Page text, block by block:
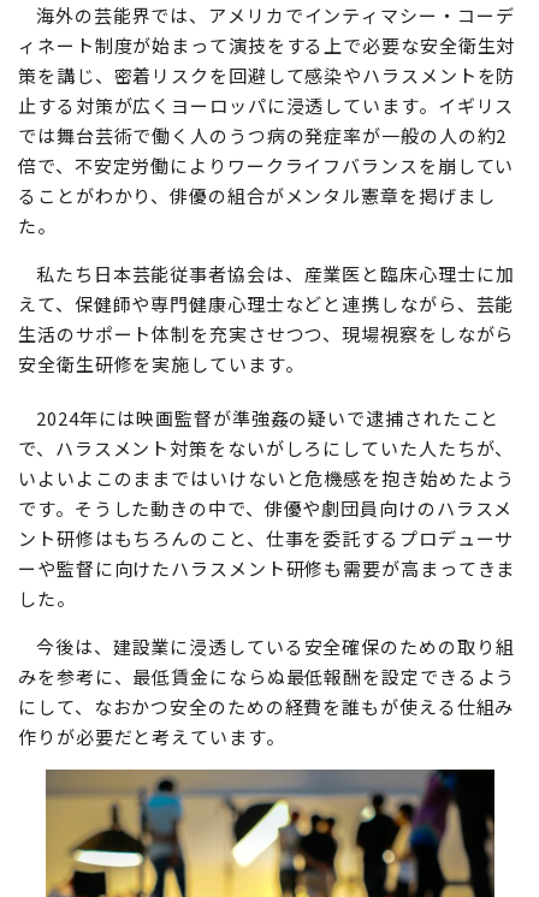
海外の芸能界では、アメリカでインティマシー・コーデ
ィネート制度が始まって演技をする上で必要な安全衛生対
策を講じ、密着リスクを回避して感染やハラスメントを防
止する対策が広くヨーロッパに浸透しています。イギリス
では舞台芸術で働く人のうつ病の発症率が一般の人の約2
倍で、不安定労働によりワークライフバランスを崩してい
ることがわかり、俳優の組合がメンタル憲章を掲げまし
た。
私たち日本芸能従事者協会は、産業医と臨床心理士に加
えて、保健師や専門健康心理士などと連携しながら、芸能
生活のサポート体制を充実させつつ、現場視察をしながら
安全衛生研修を実施しています。
2024年には映画監督が準強姦の疑いで逮捕されたこと
で、ハラスメント対策をないがしろにしていた人たちが、
いよいよこのままではいけないと危機感を抱き始めたよう
です。そうした動きの中で、俳優や劇団員向けのハラスメ
ント研修はもちろんのこと、仕事を委託するプロデューサ
ーや監督に向けたハラスメント研修も需要が高まってきま
した。
今後は、建設業に浸透している安全確保のための取り組
みを参考に、最低賃金にならぬ最低報酬を設定できるよう
にして、なおかつ安全のための経費を誰もが使える仕組み
作りが必要だと考えています。